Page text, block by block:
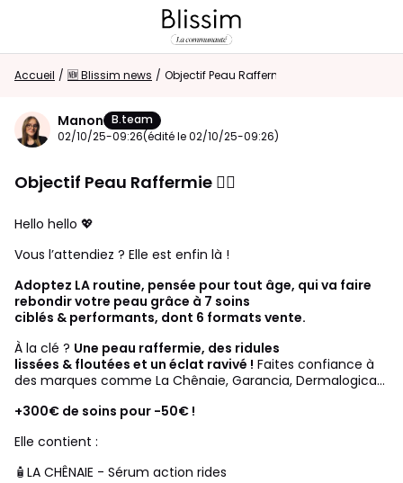
Retour au magasin
Visiteur
Rechercher dans la communauté
⭐Nouveau sur la communauté ? Découvrez
Accueil
🆕 Blissim news
JE PARTICIPE
Accueil / 🆕 Blissim news / Objectif Peau Raffermie 🧖‍♀️
Manon B.team
02/10/25-09:26(édité le 02/10/25-09:26)
Objectif Peau Raffermie 🧖‍♀️
Hello hello 💖
Vous l’attendiez ? Elle est enfin là !
Adoptez LA routine, pensée pour tout âge, qui va faire
rebondir votre peau grâce à 7 soins
ciblés & performants, dont 6 formats vente.
À la clé ? Une peau raffermie, des ridules
lissées & floutées et un éclat ravivé ! Faites confiance à
des marques comme La Chênaie, Garancia, Dermalogica…
+300€ de soins pour -50€ !
Elle contient :
🧴LA CHÊNAIE - Sérum action rides